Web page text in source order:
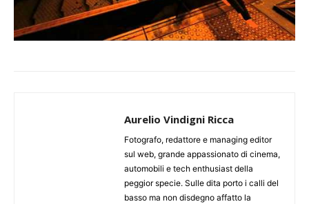
Aurelio Vindigni Ricca
Fotografo, redattore e managing editor
sul web, grande appassionato di cinema,
automobili e tech enthusiast della
peggior specie. Sulle dita porto i calli del
basso ma non disdegno affatto la